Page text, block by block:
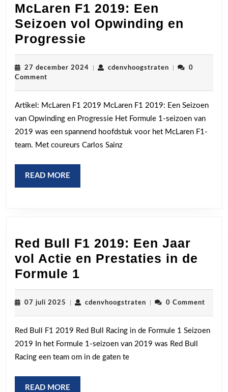
McLaren F1 2019: Een
Seizoen vol Opwinding en
Progressie
F1
2019:
Seizoen
vol
Opwinding
en
27 december 2024 27
cdenvhoogstraten
0
Comment
Artikel: McLaren F1 2019 McLaren F1 2019: Een Seizoen
van Opwinding en Progressie Het Formule 1-seizoen van
2019 was een spannend hoofdstuk voor het McLaren F1-
team. Met coureurs Carlos Sainz
READ MORE
MORE
Red Bull F1 2019: Een Jaar
vol Actie en Prestaties in de
Formule 1
Bull
F1
2019:
Een
Jaar
vol
Actie
07 juli 2025 07
cdenvhoogstratencdenvhoogstraten
0 Comment
Red Bull F1 2019 Red Bull Racing in de Formule 1 Seizoen
2019 In het Formule 1-seizoen van 2019 was Red Bull
Racing een team om in de gaten te
READ MORE